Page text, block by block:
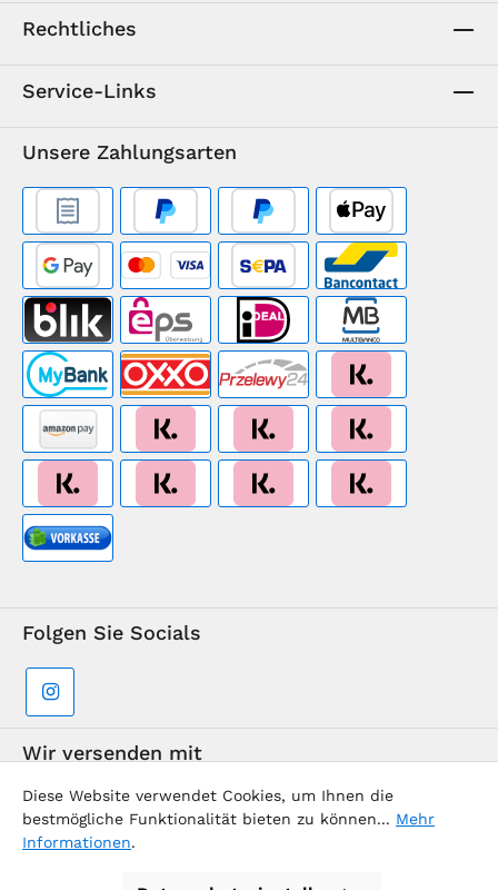
Rechtliches
Service-Links
Unsere Zahlungsarten
Folgen Sie Socials
Wir versenden mit
Diese Website verwendet Cookies, um Ihnen die
bestmögliche Funktionalität bieten zu können... Mehr
Informationen.